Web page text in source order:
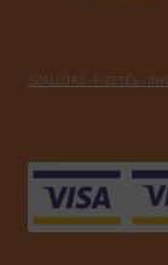
SZÁLLÍTÁS - FIZETÉS -